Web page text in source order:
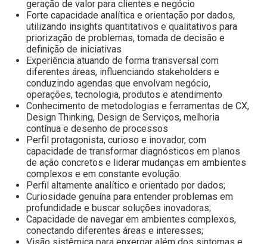
geração de valor para clientes e negócio
Forte capacidade analítica e orientação por dados,
utilizando insights quantitativos e qualitativos para
priorização de problemas, tomada de decisão e
definição de iniciativas
Experiência atuando de forma transversal com
diferentes áreas, influenciando stakeholders e
conduzindo agendas que envolvam negócio,
operações, tecnologia, produtos e atendimento
Conhecimento de metodologias e ferramentas de CX,
Design Thinking, Design de Serviços, melhoria
contínua e desenho de processos
Perfil protagonista, curioso e inovador, com
capacidade de transformar diagnósticos em planos
de ação concretos e liderar mudanças em ambientes
complexos e em constante evolução.
Perfil altamente analítico e orientado por dados;
Curiosidade genuína para entender problemas em
profundidade e buscar soluções inovadoras;
Capacidade de navegar em ambientes complexos,
conectando diferentes áreas e interesses;